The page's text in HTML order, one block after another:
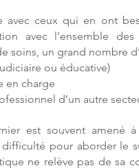
avec ceux qui en ont
avec l’ensemble
soins, un grand nombre
ou éducative)
en charge
d’un autre
est souvent amené
pour aborder le
ne relève pas de sa